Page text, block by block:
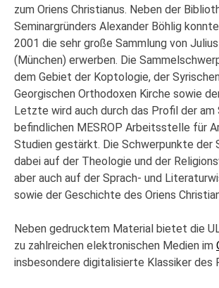
zum Oriens Christianus. Neben der
Seminargründers Alexander Böhlig
2001 die sehr große Sammlung von
(München) erwerben. Die
dem Gebiet der Koptologie, der
Georgischen Orthodoxen Kirche sowie
Letzte wird auch durch das Profil der am
befindlichen MESROP Arbeitsstelle für
Studien gestärkt. Die Schwerpunkte der
dabei auf der Theologie und der
aber auch auf der Sprach- und
sowie der Geschichte des Oriens
Neben gedrucktem Material bietet die
zu zahlreichen elektronischen Medien im
insbesondere digitalisierte Klassiker des